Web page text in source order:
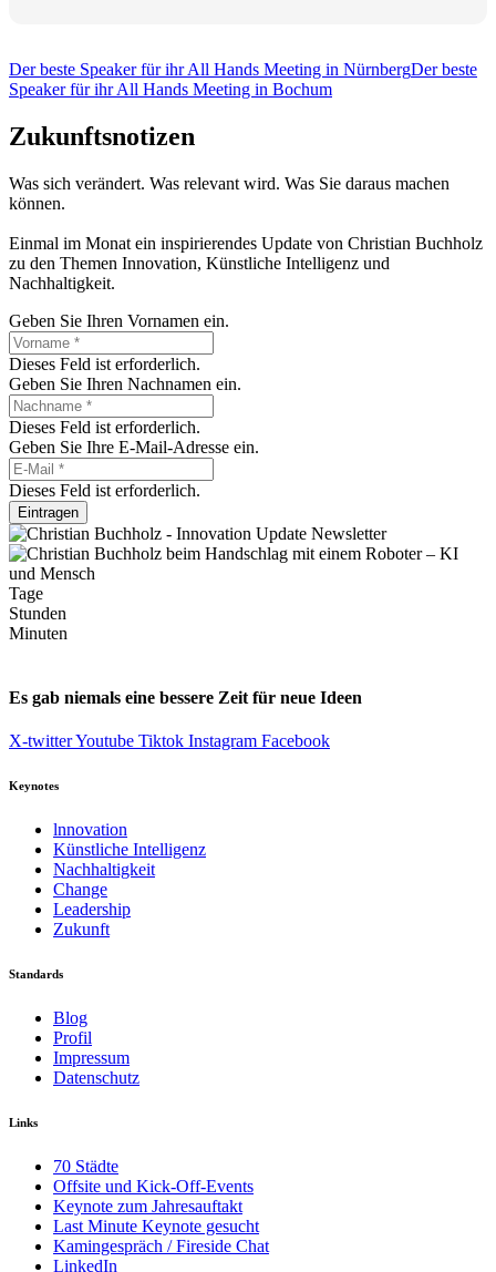
Der beste Speaker für ihr All Hands Meeting in NürnbergDer beste
Speaker für ihr All Hands Meeting in Bochum
Zukunftsnotizen
Was sich verändert. Was relevant wird. Was Sie daraus machen
können.
Einmal im Monat ein inspirierendes Update von Christian Buchholz
zu den Themen Innovation, Künstliche Intelligenz und
Nachhaltigkeit.
Geben Sie Ihren Vornamen ein.
Dieses Feld ist erforderlich.
Geben Sie Ihren Nachnamen ein.
Dieses Feld ist erforderlich.
Geben Sie Ihre E-Mail-Adresse ein.
Dieses Feld ist erforderlich.
Eintragen
Tage
Stunden
Minuten
Es gab niemals eine bessere Zeit für neue Ideen
X-twitterYoutube Tiktok Instagram Facebook
Keynotes
lnnovation
Künstliche Intelligenz
Nachhaltigkeit
Change
Leadership
Zukunft
Standards
Blog
Profil
Impressum
Datenschutz
Links
70 Städte
Offsite und Kick-Off-Events
Keynote zum Jahresauftakt
Last Minute Keynote gesucht
Kamingespräch / Fireside Chat
LinkedIn